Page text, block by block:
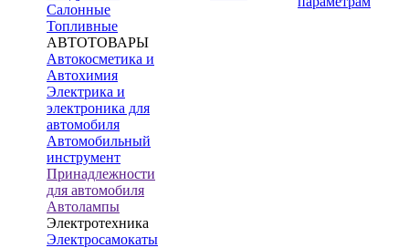
Салонные
Топливные
АВТОТОВАРЫ
Автокосметика и
Автохимия
Электрика и
электроника для
автомобиля
Автомобильный
инструмент
Принадлежности
для автомобиля
Автолампы
Электротехника
Электросамокаты